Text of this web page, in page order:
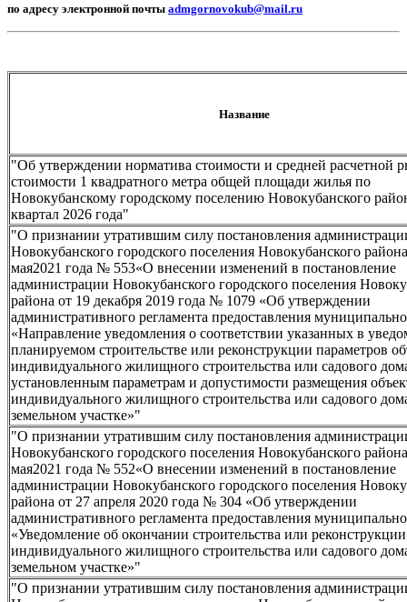
по адресу электронной почты admgornovokub@mail.ru
Название
"Об утверждении норматива стоимости и средней расчетной
стоимости 1 квадратного метра общей площади жилья по
Новокубанскому городскому поселению Новокубанского
квартал 2026 года"
"О признании утратившим силу постановления
Новокубанского городского поселения Новокубанского
мая2021 года № 553«О внесении изменений в постановление
администрации Новокубанского городского поселения
района от 19 декабря 2019 года № 1079 «Об утверждении
административного регламента предоставления
«Направление уведомления о соответствии указанных в
планируемом строительстве или реконструкции параметров
индивидуального жилищного строительства или садового
установленным параметрам и допустимости размещения
индивидуального жилищного строительства или садового
земельном участке»"
"О признании утратившим силу постановления
Новокубанского городского поселения Новокубанского
мая2021 года № 552«О внесении изменений в постановление
администрации Новокубанского городского поселения
района от 27 апреля 2020 года № 304 «Об утверждении
административного регламента предоставления
«Уведомление об окончании строительства или
индивидуального жилищного строительства или садового
земельном участке»"
"О признании утратившим силу постановления